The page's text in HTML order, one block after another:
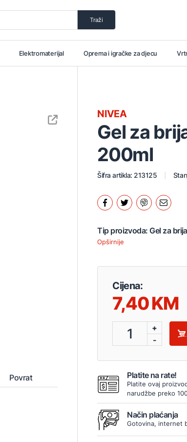
Traži
Elektromaterijal Oprema i igračke za djecu
Povrat
Gel za
200ml
NIVEA
Šifra artikla: 213125
Tip proizvoda: Gel za
Opširnije
Cijena:
7,40
1
+
-
Platite na rate!
Platite ovaj
narudžbe preko
Način plaćanja
Gotovina, internet